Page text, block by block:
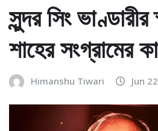
সুন্দর সিং
শাহের সংগ্রামের
Himanshu Tiwari Jun